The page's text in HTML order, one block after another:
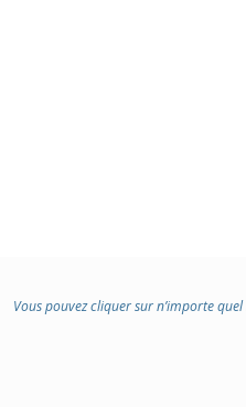
Vous pouvez cliquer sur n’importe